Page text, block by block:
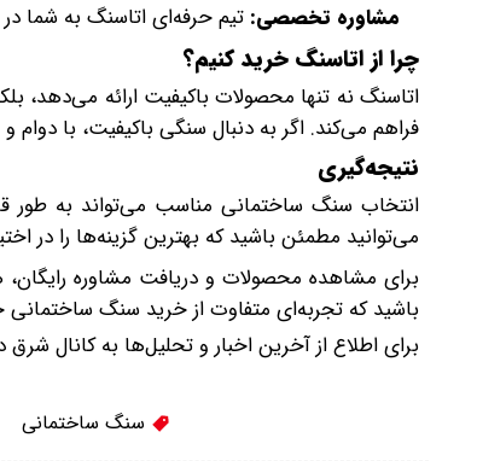
مشاوره تخصصی: تیم حرفه‌ای اتاسنگ به شما
چرا از اتاسنگ خرید کنیم؟
اتاسنگ نه تنها محصولات باکیفیت ارائه می‌دهد،
فراهم می‌کند. اگر به دنبال سنگی باکیفیت، با دوام و
نتیجه‌گیری
انتخاب سنگ ساختمانی مناسب می‌تواند به طور
می‌توانید مطمئن باشید که بهترین گزینه‌ها را در
برای مشاهده محصولات و دریافت مشاوره
باشید که تجربه‌ای متفاوت از خرید سنگ
برای اطلاع از آخرین اخبار و تحلیل‌ها به کانال شرق
سنگ ساختمانی